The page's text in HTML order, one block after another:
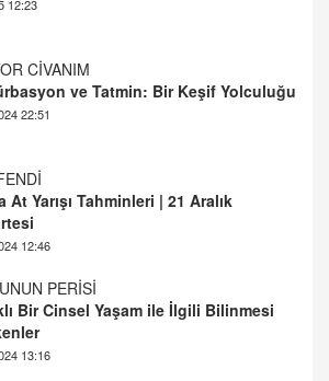
22:51
At Yarışı Tahminleri | 21 Aralık
PERİSİ
Bir Cinsel Yaşam ile İlgili Bilinmesi
13:16
ÖNALAN
Onaylanmasaydı…
Salı 00:11